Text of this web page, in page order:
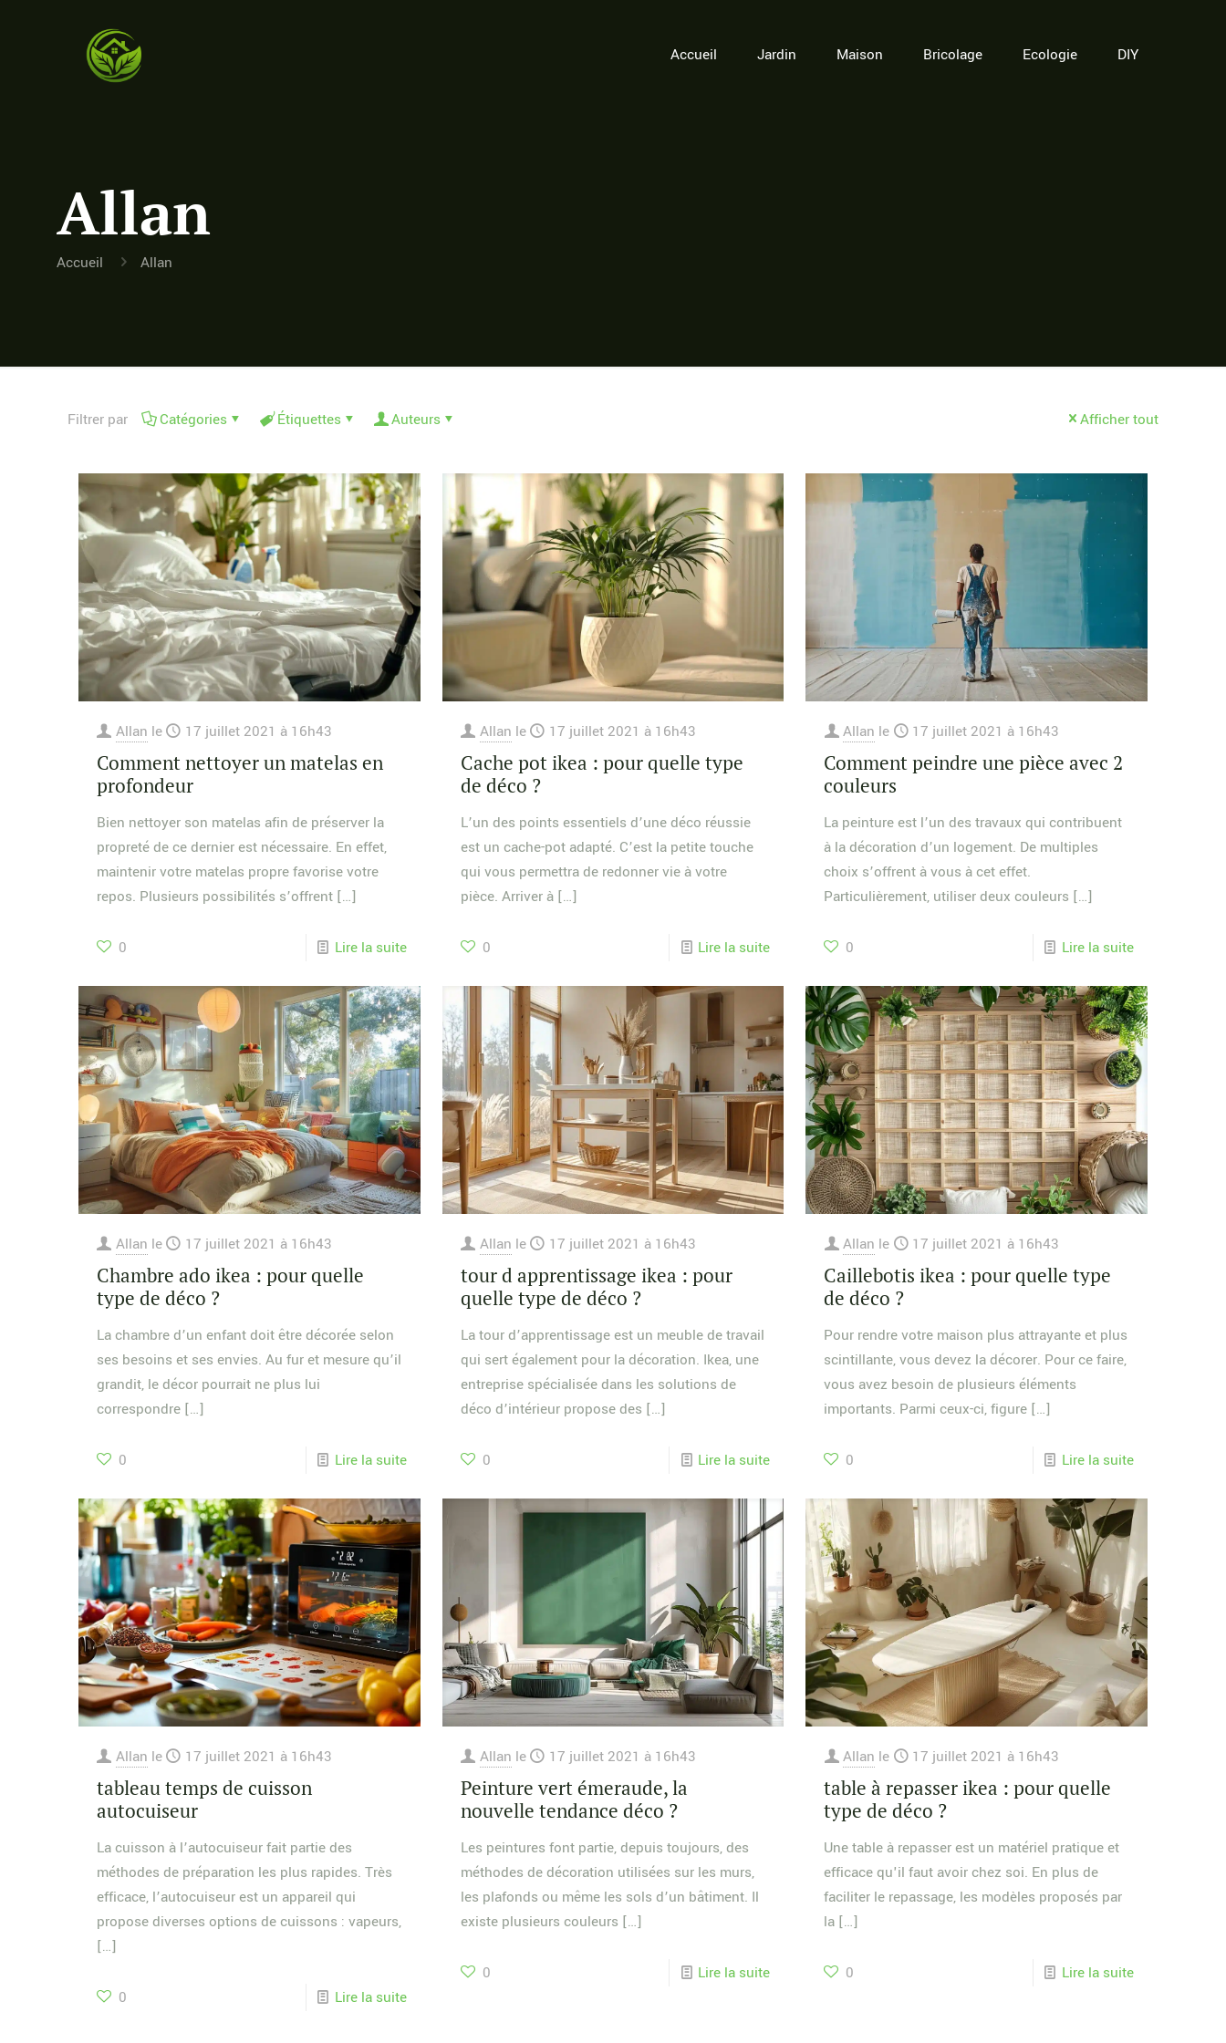
Accueil Jardin Maison Bricolage Ecologie DIY
Allan
Accueil Allan
Filtrer par Catégories Étiquettes Auteurs Afficher tout
Allan le 17 juillet 2021 à 16h43
Comment nettoyer un matelas en
profondeur
Bien nettoyer son matelas afin de préserver la
propreté de ce dernier est nécessaire. En effet,
maintenir votre matelas propre favorise votre
repos. Plusieurs possibilités s’offrent[…]
0 Lire la suite
Allan le 17 juillet 2021 à 16h43
Cache pot ikea : pour quelle type
de déco ?
L’un des points essentiels d’une déco réussie
est un cache-pot adapté. C’est la petite touche
qui vous permettra de redonner vie à votre
pièce. Arriver à[…]
0 Lire la suite
Allan le 17 juillet 2021 à 16h43
Comment peindre une pièce avec 2
couleurs
La peinture est l’un des travaux qui contribuent
à la décoration d’un logement. De multiples
choix s’offrent à vous à cet effet.
Particulièrement, utiliser deux couleurs […]
0 Lire la suite
Allan le 17 juillet 2021 à 16h43
Chambre ado ikea : pour quelle
type de déco ?
La chambre d’un enfant doit être décorée selon
ses besoins et ses envies. Au fur et mesure qu’il
grandit, le décor pourrait ne plus lui
correspondre[…]
0 Lire la suite
Allan le 17 juillet 2021 à 16h43
tour d apprentissage ikea : pour
quelle type de déco ?
La tour d’apprentissage est un meuble de travail
qui sert également pour la décoration. Ikea, une
entreprise spécialisée dans les solutions de
déco d’intérieur propose des […]
0 Lire la suite
Allan le 17 juillet 2021 à 16h43
Caillebotis ikea : pour quelle type
de déco ?
Pour rendre votre maison plus attrayante et plus
scintillante, vous devez la décorer. Pour ce faire,
vous avez besoin de plusieurs éléments
importants. Parmi ceux-ci, figure […]
0 Lire la suite
Allan le 17 juillet 2021 à 16h43
tableau temps de cuisson
autocuiseur
La cuisson à l’autocuiseur fait partie des
méthodes de préparation les plus rapides. Très
efficace, l’autocuiseur est un appareil qui
propose diverses options de cuissons : vapeurs,
[…]
0 Lire la suite
Allan le 17 juillet 2021 à 16h43
Peinture vert émeraude, la
nouvelle tendance déco ?
Les peintures font partie, depuis toujours, des
méthodes de décoration utilisées sur les murs,
les plafonds ou même les sols d’un bâtiment. Il
existe plusieurs couleurs […]
0 Lire la suite
Allan le 17 juillet 2021 à 16h43
table à repasser ikea : pour quelle
type de déco ?
Une table à repasser est un matériel pratique et
efficace qu'il faut avoir chez soi. En plus de
faciliter le repassage, les modèles proposés par
la […]
0 Lire la suite